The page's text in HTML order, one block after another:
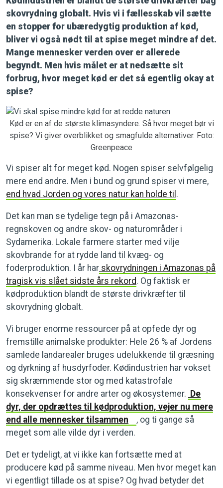
skovrydning globalt. Hvis vi i fællesskab vil sætte
en stopper for ubæredygtig produktion af kød,
bliver vi også nødt til at spise meget mindre af det.
Mange mennesker verden over er allerede
begyndt. Men hvis målet er at nedsætte sit
forbrug, hvor meget kød er det så egentlig okay at
spise?
Kød er en af de største klimasyndere. Så hvor meget bør vi
spise? Vi giver overblikket og smagfulde alternativer. Foto:
Greenpeace
Vi spiser alt for meget kød. Nogen spiser selvfølgelig
mere end andre. Men i bund og grund spiser vi mere,
end hvad Jorden og vores natur kan holde til .
Det kan man se tydelige tegn på i Amazonas-
regnskoven og andre skov- og naturområder i
Sydamerika. Lokale farmere starter med vilje
skovbrande for at rydde land til kvæg- og
foderproduktion. I år har skovrydningen i Amazonas på
tragisk vis slået sidste års rekord. Og faktisk er
kødproduktion blandt de største drivkræfter til
skovrydning globalt.
Vi bruger enorme ressourcer på at opfede dyr og
fremstille animalske produkter: Hele 26 % af Jordens
samlede landarealer bruges udelukkende til græsning
og dyrkning af husdyrfoder. Kødindustrien har vokset
sig skræmmende stor og med katastrofale
konsekvenser for andre arter og økosystemer. De
dyr, der opdrættes til kødproduktion, vejer nu mere
end alle mennesker tilsammen
, og ti gange så
meget som alle vilde dyr i verden.
Det er tydeligt, at vi ikke kan fortsætte med at
producere kød på samme niveau. Men hvor meget kan
vi egentligt tillade os at spise? Og hvad betyder det